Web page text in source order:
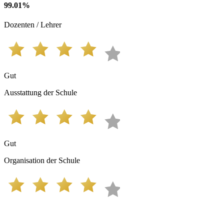
99.01%
Dozenten / Lehrer
Gut
Ausstattung der Schule
Gut
Organisation der Schule